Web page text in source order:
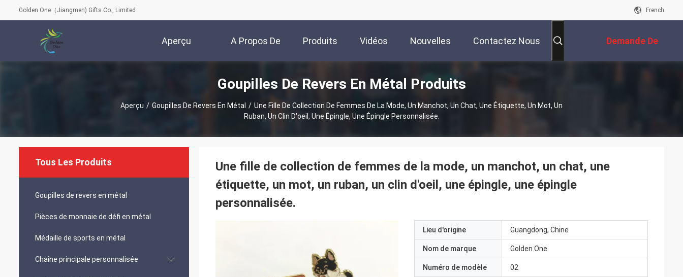
Golden One（Jiangmen) Gifts Co., Limited French
Aperçu A Propos De
Nous
Produits Vidéos Nouvelles Contactez Nous Demande De
Soumission
Goupilles De Revers En Métal Produits
Aperçu / Goupilles De Revers En Métal / Une Fille De Collection De Femmes De La Mode, Un Manchot, Un Chat, Une Étiquette, Un Mot, Un
Ruban, Un Clin D'oeil, Une Épingle, Une Épingle Personnalisée.
Tous Les Produits
Goupilles de revers en métal
Pièces de monnaie de défi en métal
Médaille de sports en métal
Chaîne principale personnalisée
Une fille de collection de femmes de la mode, un manchot, un chat, une
étiquette, un mot, un ruban, un clin d'oeil, une épingle, une épingle
personnalisée.
Lieu d'origine Guangdong, Chine
Nom de marque Golden One
Numéro de modèle 02